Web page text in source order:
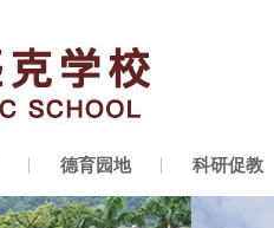
德育园地 科研促教